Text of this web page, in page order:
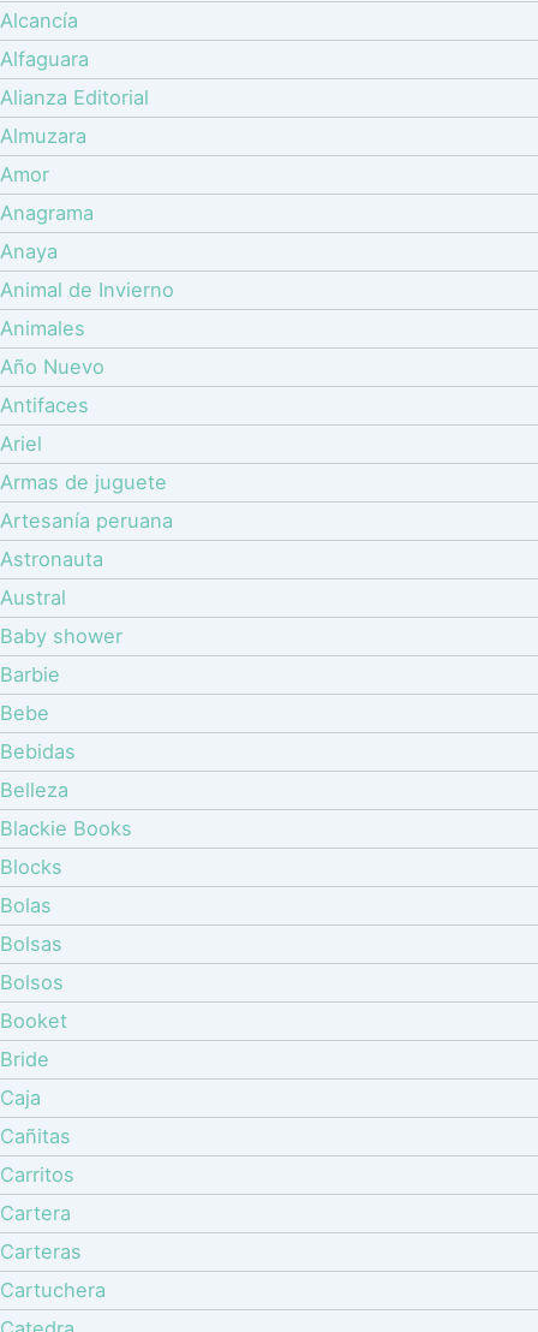
Alcancía
Alfaguara
Alianza Editorial
Almuzara
Amor
Anagrama
Anaya
Animal de Invierno
Animales
Año Nuevo
Antifaces
Ariel
Armas de juguete
Artesanía peruana
Astronauta
Austral
Baby shower
Barbie
Bebe
Bebidas
Belleza
Blackie Books
Blocks
Bolas
Bolsas
Bolsos
Booket
Bride
Caja
Cañitas
Carritos
Cartera
Carteras
Cartuchera